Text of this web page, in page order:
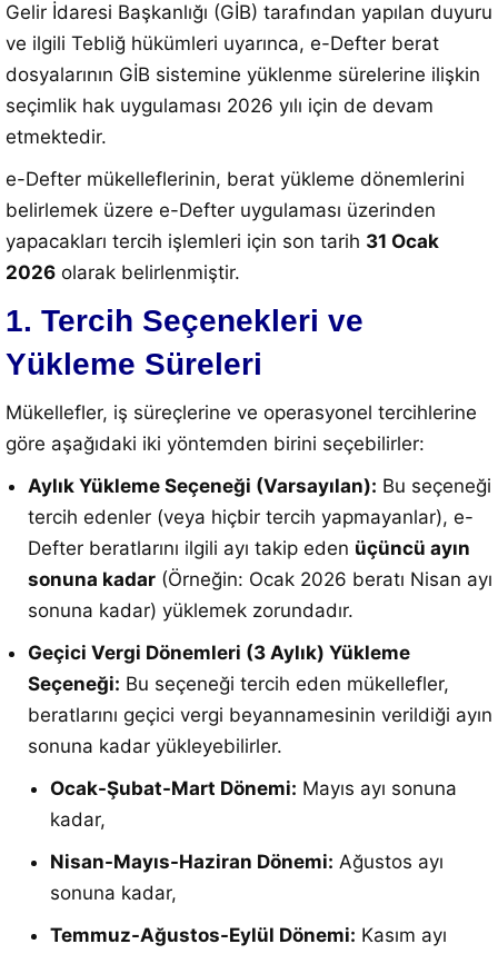
Gelir İdaresi Başkanlığı (GİB) tarafından yapılan duyuru
ve ilgili Tebliğ hükümleri uyarınca, e-Defter berat
dosyalarının GİB sistemine yüklenme sürelerine ilişkin
seçimlik hak uygulaması 2026 yılı için de devam
etmektedir.
e-Defter mükelleflerinin, berat yükleme dönemlerini
belirlemek üzere e-Defter uygulaması üzerinden
yapacakları tercih işlemleri için son tarih 31 Ocak
2026 olarak belirlenmiştir.
1. Tercih Seçenekleri ve
Yükleme Süreleri
Mükellefler, iş süreçlerine ve operasyonel tercihlerine
göre aşağıdaki iki yöntemden birini seçebilirler:
Aylık Yükleme Seçeneği (Varsayılan): Bu seçeneği
tercih edenler (veya hiçbir tercih yapmayanlar), e-
Defter beratlarını ilgili ayı takip eden üçüncü ayın
sonuna kadar (Örneğin: Ocak 2026 beratı Nisan ayı
sonuna kadar) yüklemek zorundadır.
Geçici Vergi Dönemleri (3 Aylık) Yükleme
Seçeneği: Bu seçeneği tercih eden mükellefler,
beratlarını geçici vergi beyannamesinin verildiği ayın
sonuna kadar yükleyebilirler.
Ocak-Şubat-Mart Dönemi: Mayıs ayı sonuna
kadar,
Nisan-Mayıs-Haziran Dönemi: Ağustos ayı
sonuna kadar,
Temmuz-Ağustos-Eylül Dönemi: Kasım ayı